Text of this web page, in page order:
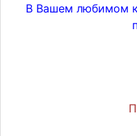
В Вашем любимом